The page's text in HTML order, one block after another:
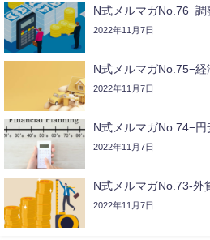
N式メルマガNo.76−調
2022年11月7日
N式メルマガNo.75−
2022年11月7日
N式メルマガNo.74−
2022年11月7日
N式メルマガNo.73-外
2022年11月7日